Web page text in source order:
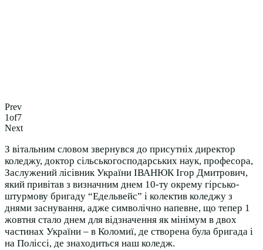
Prev
1of7
Next
З вітальним словом звернувся до присутніх директор
коледжу, доктор сільськогосподарських наук, професора,
Заслужений лісівник України ІВАНЮК Ігор Дмитрович,
який привітав з визначним днем 10-ту окрему гірсько-
штурмову бригаду “Едельвейс” і колектив коледжу з
днями заснування, адже символічно напевне, що тепер 1
жовтня стало днем для відзначення як мінімум в двох
частинах України – в Коломиї, де створена була бригада і
на Поліссі, де знаходиться наш коледж.